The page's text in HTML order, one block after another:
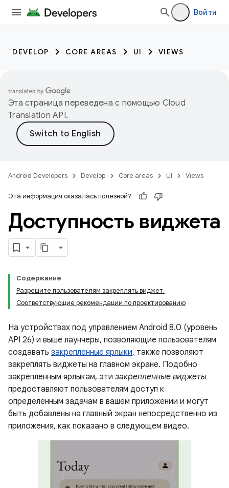
Войти
DEVELOP CORE AREAS UI VIEWS
Эта страница переведена с помощью Cloud
Translation API.
Android Developers Develop Core areas UI Views
Эта информация оказалась полезной?
Доступность виджета
Содержание
Разрешите пользователям закреплять виджет.
Соответствующие рекомендации по проектированию
На устройствах под управлением Android 8.0 (уровень
API 26) и выше лаунчеры, позволяющие пользователям
создавать закрепленные ярлыки, также позволяют
закреплять виджеты на главном экране. Подобно
закрепленным ярлыкам, эти закрепленные виджеты
предоставляют пользователям доступ к
определенным задачам в вашем приложении и могут
быть добавлены на главный экран непосредственно из
приложения, как показано в следующем видео.